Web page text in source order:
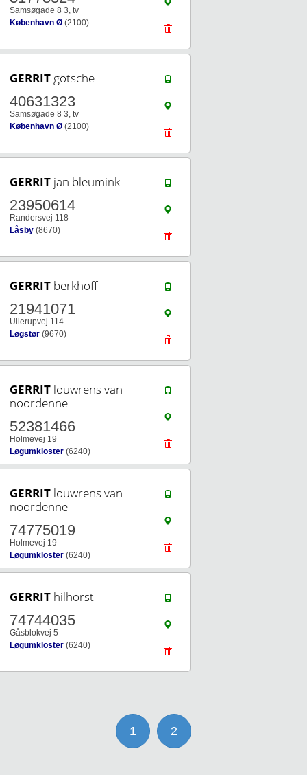
Samsøgade 8 3, tv
København Ø (2100)
GERRIT götsche
40631323
Samsøgade 8 3, tv
København Ø (2100)
GERRIT jan bleumink
23950614
Randersvej 118
Låsby (8670)
GERRIT berkhoff
21941071
Ullerupvej 114
Løgstør (9670)
GERRIT louwrens van
noordenne
52381466
Holmevej 19
Løgumkloster (6240)
GERRIT louwrens van
noordenne
74775019
Holmevej 19
Løgumkloster (6240)
GERRIT hilhorst
74744035
Gåsblokvej 5
Løgumkloster (6240)
1 2